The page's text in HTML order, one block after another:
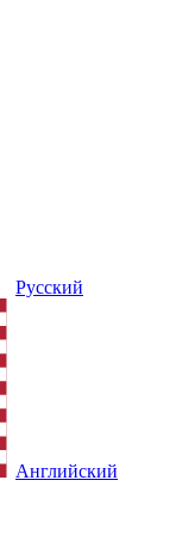
Русский
Английский